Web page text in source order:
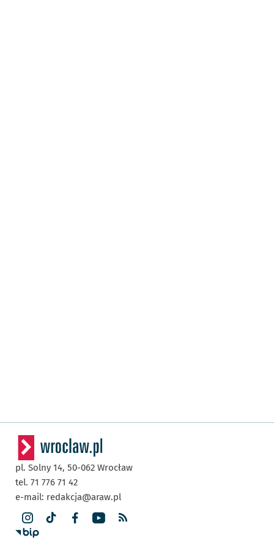
pl. Solny 14, 50-062 Wrocław
tel. 71 776 71 42
e-mail: redakcja@araw.pl